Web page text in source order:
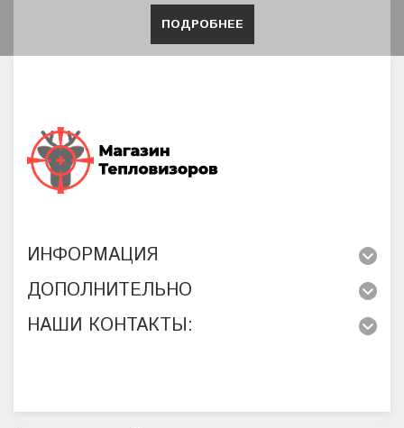
ПОДРОБНЕЕ
ИНФОРМАЦИЯ
ДОПОЛНИТЕЛЬНО
НАШИ КОНТАКТЫ: